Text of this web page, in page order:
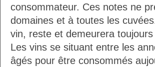
consommateur. Ces notes ne
domaines et à toutes les
vin, reste et demeurera
Les vins se situant entre les
âgés pour être consommés